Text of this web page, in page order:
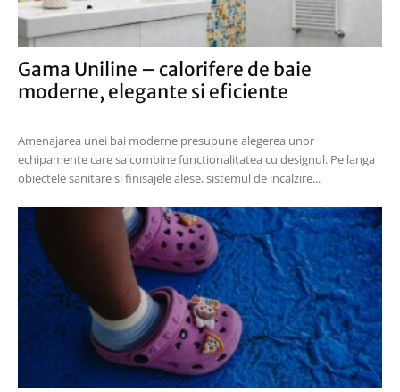
Gama Uniline – calorifere de baie
moderne, elegante si eficiente
Amenajarea unei bai moderne presupune alegerea unor
echipamente care sa combine functionalitatea cu designul. Pe langa
obiectele sanitare si finisajele alese, sistemul de incalzire...